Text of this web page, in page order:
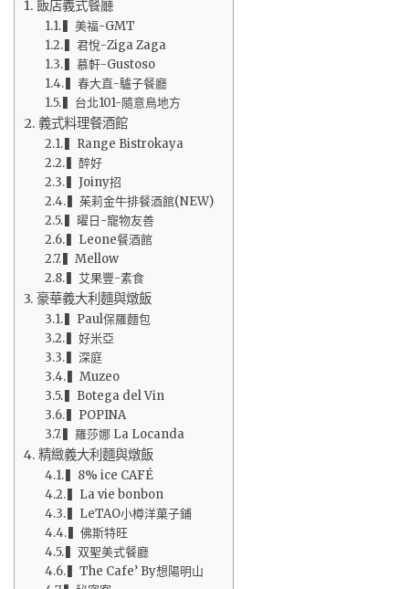
飯店義式餐廳
▍美福-GMT
▍君悅-Ziga Zaga
▍慕軒-Gustoso
▍春大直-驢子餐廳
▍台北101-隨意鳥地方
義式料理餐酒館
▍Range Bistrokaya
▍醉好
▍Joiny招
▍茱莉金牛排餐酒館(NEW)
▍曜日-寵物友善
▍Leone餐酒館
▍Mellow
▍艾果豐-素食
豪華義大利麵與燉飯
▍Paul保羅麵包
▍好米亞
▍深庭
▍Muzeo
▍Botega del Vin
▍POPINA
▍羅莎娜 La Locanda
精緻義大利麵與燉飯
▍8% ice CAFÉ
▍La vie bonbon
▍LeTAO小樽洋菓子鋪
▍佛斯特旺
▍双聖美式餐廳
▍The Cafe’ By想陽明山